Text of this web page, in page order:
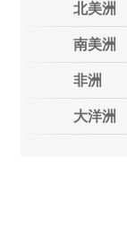
北美洲
南美洲
非洲
大洋洲